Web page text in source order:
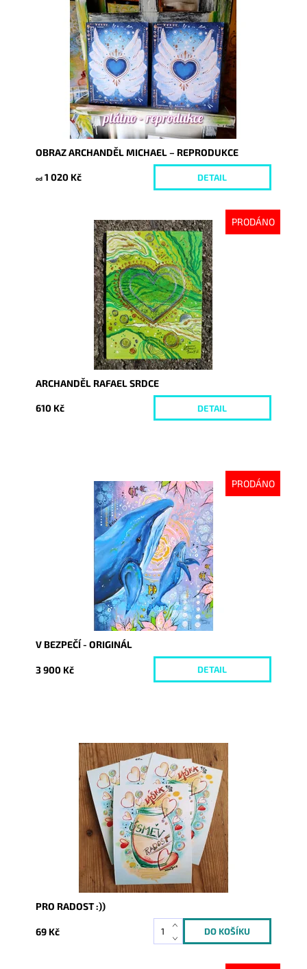
Dostupnost:
Skladem
6193/REP
OBRAZ ARCHANDĚL MICHAEL – REPRODUKCE
od 1 020 Kč DETAIL
PRODÁNO
Vyprodáno
6234
ARCHANDĚL RAFAEL SRDCE
610 Kč DETAIL
PRODÁNO
Vyprodáno
6331
V BEZPEČÍ - ORIGINÁL
3 900 Kč DETAIL
Dostupnost:
1
6337
PRO RADOST :))
69 Kč